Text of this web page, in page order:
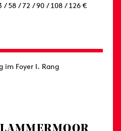
/ 58 / 72 / 90 / 108 / 126 €
im Foyer I. Rang